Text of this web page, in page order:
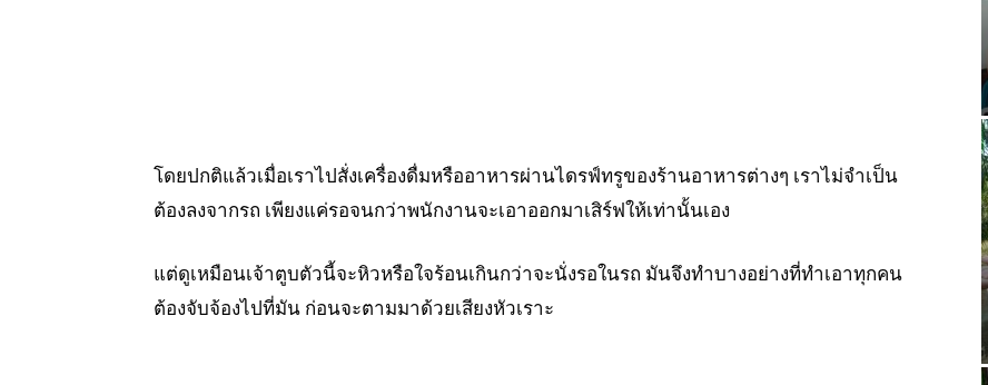
โดยปกติแล้วเมื่อเราไปสั่งเครื่องดื่มหรืออาหารผ่านไดรฟ์ทรูของร้านอาหารต่างๆ เราไม่จำเป็น
ต้องลงจากรถ เพียงแค่รอจนกว่าพนักงานจะเอาออกมาเสิร์ฟให้เท่านั้นเอง
แต่ดูเหมือนเจ้าตูบตัวนี้จะหิวหรือใจร้อนเกินกว่าจะนั่งรอในรถ มันจึงทำบางอย่างที่ทำเอาทุกคน
ต้องจับจ้องไปที่มัน ก่อนจะตามมาด้วยเสียงหัวเราะ